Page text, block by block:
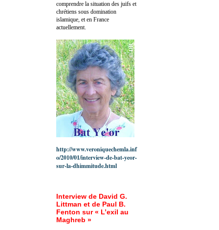
comprendre la situation des juifs et
chrétiens sous domination
islamique, et en France
actuellement.
http://www.veroniquechemla.inf
o/2010/01/interview-de-bat-yeor-
sur-la-dhimmitude.html
Interview de David G.
Littman et de Paul B.
Fenton sur « L’exil au
Maghreb »